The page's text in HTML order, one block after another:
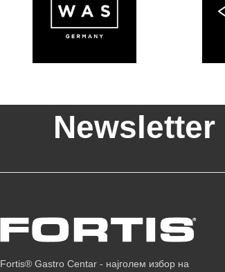
Newsletter
Fortis® Gastro Centar - најголем избор на